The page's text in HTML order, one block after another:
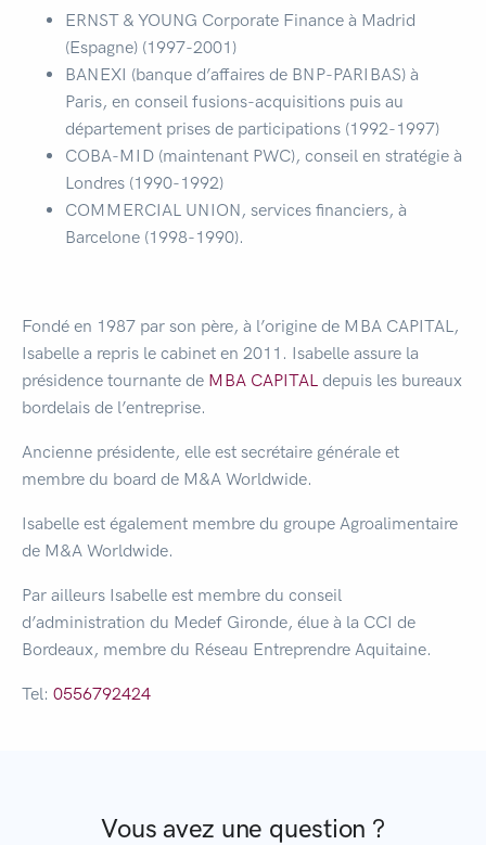
ERNST & YOUNG Corporate Finance à Madrid
(Espagne) (1997-2001)
BANEXI (banque d’affaires de BNP-PARIBAS) à
Paris, en conseil fusions-acquisitions puis au
département prises de participations (1992-1997)
COBA-MID (maintenant PWC), conseil en stratégie à
Londres (1990-1992)
COMMERCIAL UNION, services financiers, à
Barcelone (1998-1990).
Fondé en 1987 par son père, à l’origine de MBA CAPITAL,
Isabelle a repris le cabinet en 2011. Isabelle assure la
présidence tournante de MBA CAPITAL depuis les bureaux
bordelais de l’entreprise.
Ancienne présidente, elle est secrétaire générale et
membre du board de M&A Worldwide.
Isabelle est également membre du groupe Agroalimentaire
de M&A Worldwide.
Par ailleurs Isabelle est membre du conseil
d’administration du Medef Gironde, élue à la CCI de
Bordeaux, membre du Réseau Entreprendre Aquitaine.
Tel: 0556792424
Vous avez une question ?